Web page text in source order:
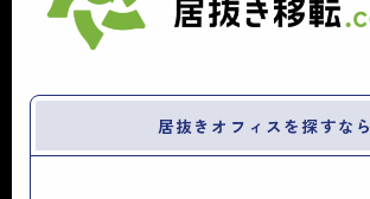
居抜きオフィスを探すなら